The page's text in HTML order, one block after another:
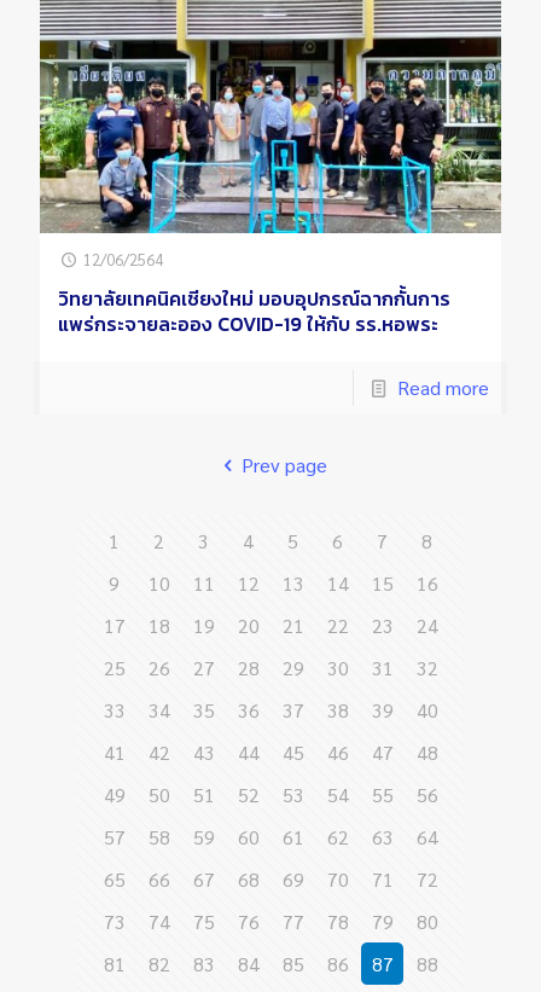
12/06/2564
วิทยาลัยเทคนิคเชียงใหม่ มอบอุปกรณ์ฉากกั้นการ
แพร่กระจายละออง COVID-19 ให้กับ รร.หอพระ
Read more
Prev page
1 2 3 4 5 6 7
8
9
10 11 12 13 14 15
16
17
18 19 20 21 22 23
24
25
26 27 28 29 30 31
32
33
34 35 36 37 38 39
40
41
42 43 44 45 46 47
48
49
50 51 52 53 54 55
56
57
58 59 60 61 62 63
64
65
66 67 68 69 70 71
72
73
74 75 76 77 78 79
80
81
82 83 84 85 86 87
88